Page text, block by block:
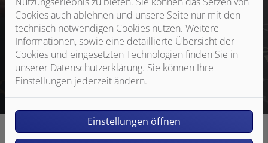
Sanitär-Heizung ist Ihr Fachbetrieb fürs Bad in Monheim
am Rhein.
Jetzt anfragen
Cookies auch ablehnen und unsere Seite nur mit den
technisch notwendigen Cookies nutzen. Weitere
Informationen, sowie eine detaillierte Übersicht der
Cookies und eingesetzten Technologien finden Sie in
unserer Datenschutzerklärung. Sie können Ihre
Einstellungen jederzeit ändern.
Einstellungen öffnen